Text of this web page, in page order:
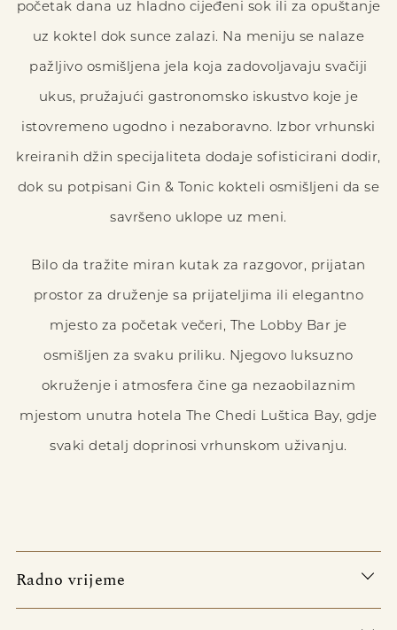
početak dana uz hladno cijeđeni sok ili za opuštanje
uz koktel dok sunce zalazi. Na meniju se nalaze
pažljivo osmišljena jela koja zadovoljavaju svačiji
ukus, pružajući gastronomsko iskustvo koje je
istovremeno ugodno i nezaboravno. Izbor vrhunski
kreiranih džin specijaliteta dodaje sofisticirani dodir,
dok su potpisani Gin & Tonic kokteli osmišljeni da se
savršeno uklope uz meni.
Bilo da tražite miran kutak za razgovor, prijatan
prostor za druženje sa prijateljima ili elegantno
mjesto za početak večeri, The Lobby Bar je
osmišljen za svaku priliku. Njegovo luksuzno
okruženje i atmosfera čine ga nezaobilaznim
mjestom unutra hotela The Chedi Luštica Bay, gdje
svaki detalj doprinosi vrhunskom uživanju.
Radno vrijeme